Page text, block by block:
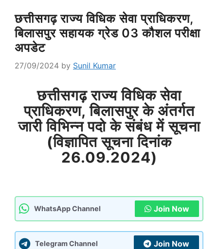
छत्तीसगढ़ राज्य विधिक सेवा प्राधिकरण,
बिलासपुर सहायक ग्रेड 03 कौशल परीक्षा
अपडेट
27/09/2024 by Sunil Kumar
छत्तीसगढ़ राज्य विधिक सेवा
प्राधिकरण, बिलासपुर के अंतर्गत
जारी विभिन्न पदो के संबंध में सूचना
(विज्ञापित सूचना दिनांक
26.09.2024)
WhatsApp Channel Join Now
Telegram Channel Join Now